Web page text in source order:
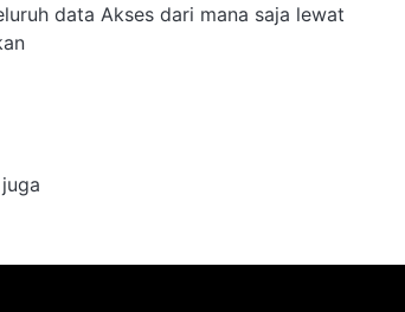
data Akses dari mana saja lewat